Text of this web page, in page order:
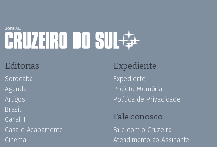
Editorias
Sorocaba
Agenda
Artigos
Brasil
Canal 1
Casa e Acabamento
Cinema
Expediente
Expediente
Projeto Memória
Política de Privacidade
Fale conosco
Fale com o Cruzeiro
Atendimento ao Assinante